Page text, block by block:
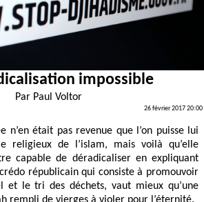
impossible
Par Paul Voltor
26 février 2017 20:00
n’en était pas revenue que l’on puisse lui
religieux de l’islam, mais voilà qu’elle
capable de déradicaliser en expliquant
républicain qui consiste à promouvoir
et le tri des déchets, vaut mieux qu’une